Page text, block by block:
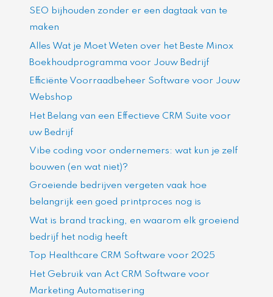
SEO bijhouden zonder er een dagtaak van te
maken
Alles Wat je Moet Weten over het Beste Minox
Boekhoudprogramma voor Jouw Bedrijf
Efficiënte Voorraadbeheer Software voor Jouw
Webshop
Het Belang van een Effectieve CRM Suite voor
uw Bedrijf
Vibe coding voor ondernemers: wat kun je zelf
bouwen (en wat niet)?
Groeiende bedrijven vergeten vaak hoe
belangrijk een goed printproces nog is
Wat is brand tracking, en waarom elk groeiend
bedrijf het nodig heeft
Top Healthcare CRM Software voor 2025
Het Gebruik van Act CRM Software voor
Marketing Automatisering